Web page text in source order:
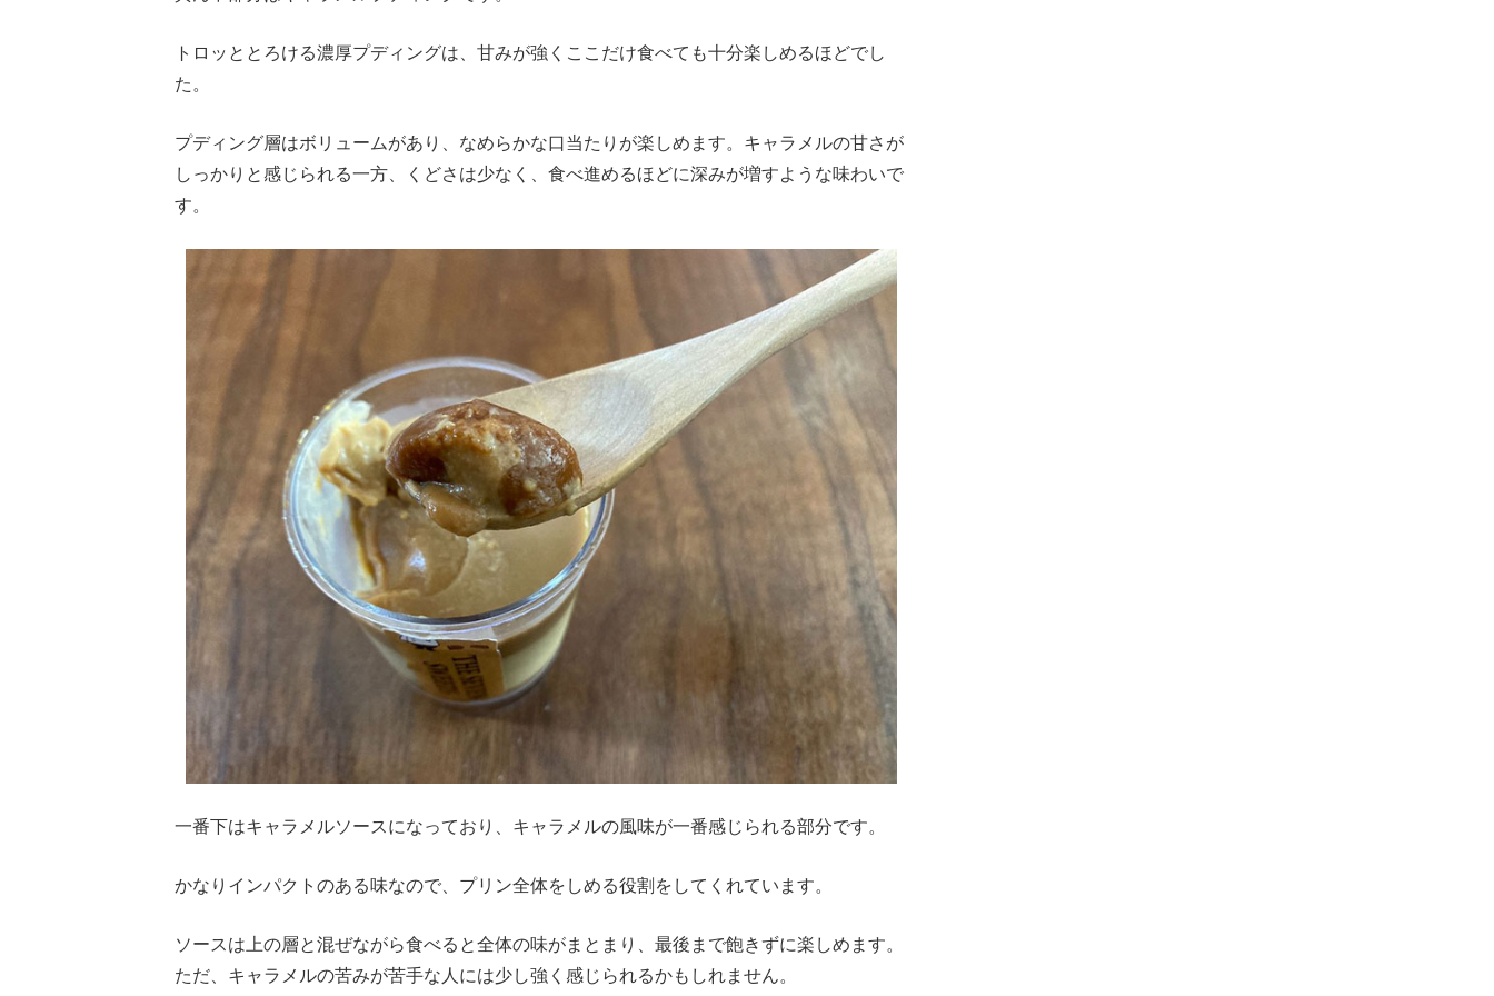
トロッととろける濃厚プディングは、甘みが強くここだけ食べても十分楽しめるほどでし
た。
プディング層はボリュームがあり、なめらかな口当たりが楽しめます。キャラメルの甘さが
しっかりと感じられる一方、くどさは少なく、食べ進めるほどに深みが増すような味わいで
す。
一番下はキャラメルソースになっており、キャラメルの風味が一番感じられる部分です。
かなりインパクトのある味なので、プリン全体をしめる役割をしてくれています。
ソースは上の層と混ぜながら食べると全体の味がまとまり、最後まで飽きずに楽しめます。
ただ、キャラメルの苦みが苦手な人には少し強く感じられるかもしれません。